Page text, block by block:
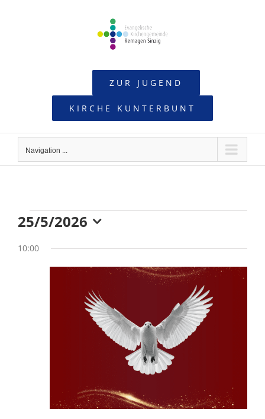
ZUR JUGEND
KIRCHE KUNTERBUNT
Navigation ...
Veranstaltungen
25/5/2026
wählen.
10:00